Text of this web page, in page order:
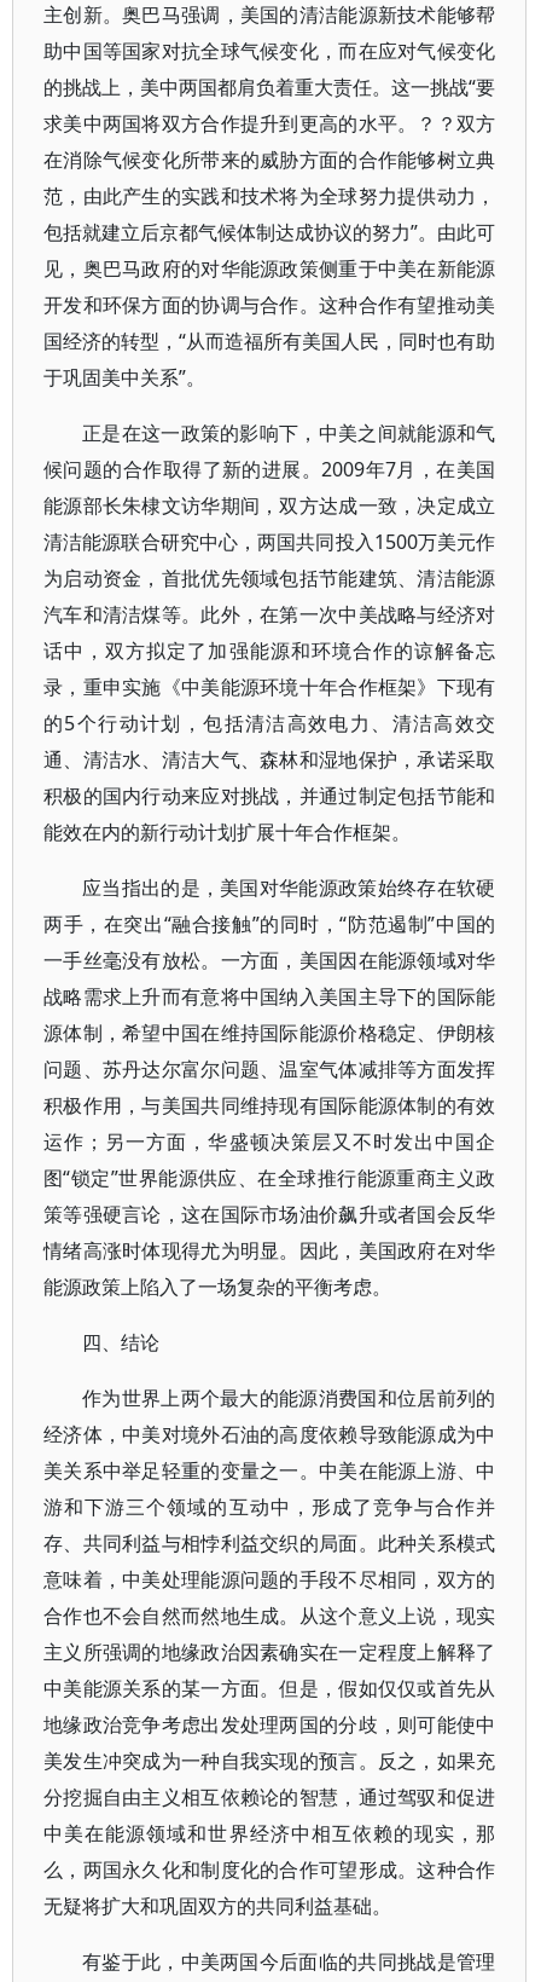
主创新。奥巴马强调，美国的清洁能源新技术能够帮
助中国等国家对抗全球气候变化，而在应对气候变化
的挑战上，美中两国都肩负着重大责任。这一挑战“要
求美中两国将双方合作提升到更高的水平。？？双方
在消除气候变化所带来的威胁方面的合作能够树立典
范，由此产生的实践和技术将为全球努力提供动力，
包括就建立后京都气候体制达成协议的努力”。由此可
见，奥巴马政府的对华能源政策侧重于中美在新能源
开发和环保方面的协调与合作。这种合作有望推动美
国经济的转型，“从而造福所有美国人民，同时也有助
于巩固美中关系”。
正是在这一政策的影响下，中美之间就能源和气
候问题的合作取得了新的进展。2009年7月，在美国
能源部长朱棣文访华期间，双方达成一致，决定成立
清洁能源联合研究中心，两国共同投入1500万美元作
为启动资金，首批优先领域包括节能建筑、清洁能源
汽车和清洁煤等。此外，在第一次中美战略与经济对
话中，双方拟定了加强能源和环境合作的谅解备忘
录，重申实施《中美能源环境十年合作框架》下现有
的5个行动计划，包括清洁高效电力、清洁高效交
通、清洁水、清洁大气、森林和湿地保护，承诺采取
积极的国内行动来应对挑战，并通过制定包括节能和
能效在内的新行动计划扩展十年合作框架。
应当指出的是，美国对华能源政策始终存在软硬
两手，在突出“融合接触”的同时，“防范遏制”中国的
一手丝毫没有放松。一方面，美国因在能源领域对华
战略需求上升而有意将中国纳入美国主导下的国际能
源体制，希望中国在维持国际能源价格稳定、伊朗核
问题、苏丹达尔富尔问题、温室气体减排等方面发挥
积极作用，与美国共同维持现有国际能源体制的有效
运作；另一方面，华盛顿决策层又不时发出中国企
图“锁定”世界能源供应、在全球推行能源重商主义政
策等强硬言论，这在国际市场油价飙升或者国会反华
情绪高涨时体现得尤为明显。因此，美国政府在对华
能源政策上陷入了一场复杂的平衡考虑。
四、结论
作为世界上两个最大的能源消费国和位居前列的
经济体，中美对境外石油的高度依赖导致能源成为中
美关系中举足轻重的变量之一。中美在能源上游、中
游和下游三个领域的互动中，形成了竞争与合作并
存、共同利益与相悖利益交织的局面。此种关系模式
意味着，中美处理能源问题的手段不尽相同，双方的
合作也不会自然而然地生成。从这个意义上说，现实
主义所强调的地缘政治因素确实在一定程度上解释了
中美能源关系的某一方面。但是，假如仅仅或首先从
地缘政治竞争考虑出发处理两国的分歧，则可能使中
美发生冲突成为一种自我实现的预言。反之，如果充
分挖掘自由主义相互依赖论的智慧，通过驾驭和促进
中美在能源领域和世界经济中相互依赖的现实，那
么，两国永久化和制度化的合作可望形成。这种合作
无疑将扩大和巩固双方的共同利益基础。
有鉴于此，中美两国今后面临的共同挑战是管理